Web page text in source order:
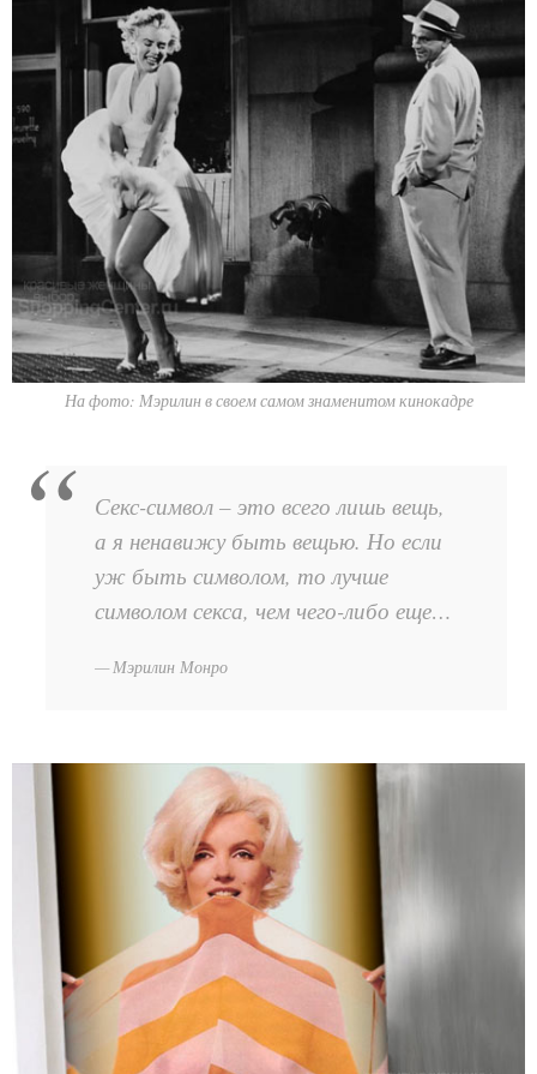
На фото: Мэрилин в своем самом знаменитом кинокадре
Секс-символ – это всего лишь вещь,
а я ненавижу быть вещью. Но если
уж быть символом, то лучше
символом секса, чем чего-либо еще…
Мэрилин Монро